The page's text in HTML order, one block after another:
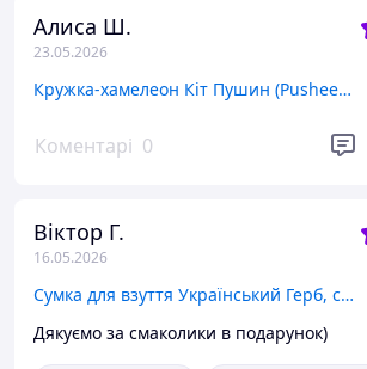
Алиса Ш.
23.05.2026
Кружка-хамелеон Кіт Пушин (Pusheen Cat) 330 мл, Чашка з принтом
Коментарі 0
Віктор Г.
16.05.2026
Сумка для взуття Український Герб, сумка-рюкзак дитяча Патріотичні
Дякуємо за смаколики в подарунок)